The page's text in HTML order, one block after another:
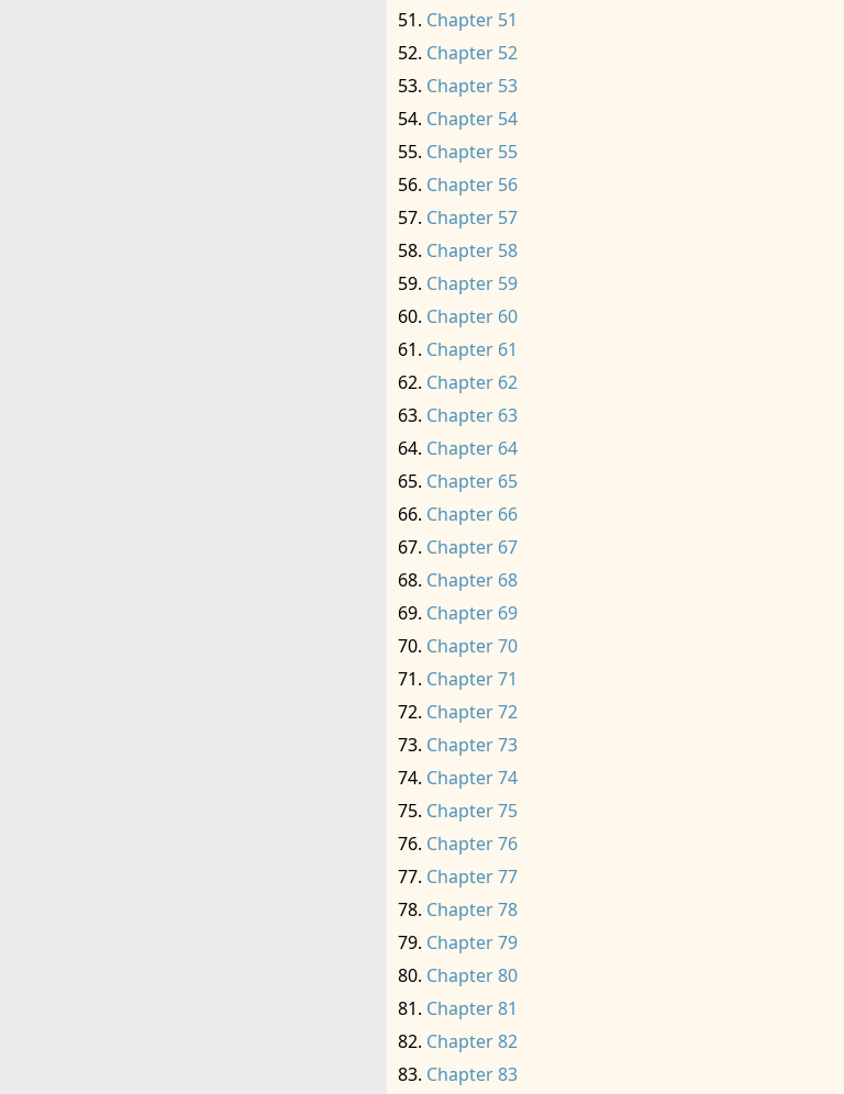
Chapter 51
Chapter 52
Chapter 53
Chapter 54
Chapter 55
Chapter 56
Chapter 57
Chapter 58
Chapter 59
Chapter 60
Chapter 61
Chapter 62
Chapter 63
Chapter 64
Chapter 65
Chapter 66
Chapter 67
Chapter 68
Chapter 69
Chapter 70
Chapter 71
Chapter 72
Chapter 73
Chapter 74
Chapter 75
Chapter 76
Chapter 77
Chapter 78
Chapter 79
Chapter 80
Chapter 81
Chapter 82
Chapter 83